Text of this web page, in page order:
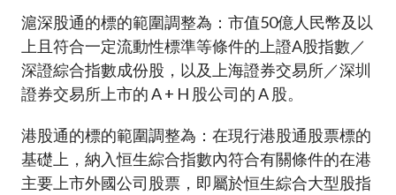
滬深股通的標的範圍調整為：市值50億人民幣及以
上且符合一定流動性標準等條件的上證A股指數／
深證綜合指數成份股，以及上海證券交易所／深圳
證券交易所上市的 A + H 股公司的 A 股。
港股通的標的範圍調整為：在現行港股通股票標的
基礎上，納入恒生綜合指數內符合有關條件的在港
主要上市外國公司股票，即屬於恒生綜合大型股指